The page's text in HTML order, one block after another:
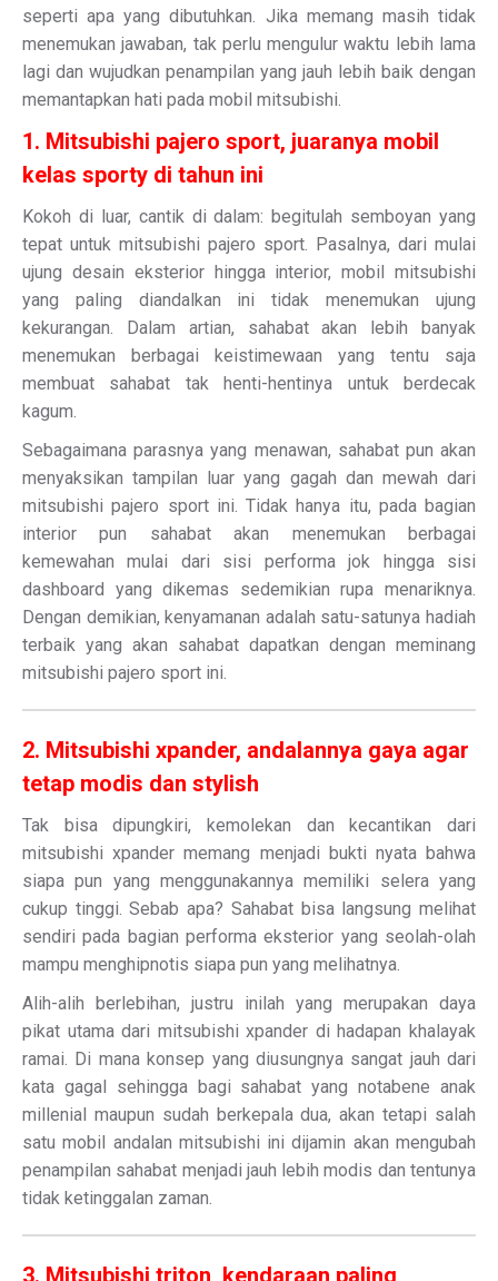
seperti apa yang dibutuhkan. Jika memang masih tidak
menemukan jawaban, tak perlu mengulur waktu lebih lama
lagi dan wujudkan penampilan yang jauh lebih baik dengan
memantapkan hati pada mobil mitsubishi.
1. Mitsubishi pajero sport, juaranya mobil
kelas sporty di tahun ini
Kokoh di luar, cantik di dalam: begitulah semboyan yang
tepat untuk mitsubishi pajero sport. Pasalnya, dari mulai
ujung desain eksterior hingga interior, mobil mitsubishi
yang paling diandalkan ini tidak menemukan ujung
kekurangan. Dalam artian, sahabat akan lebih banyak
menemukan berbagai keistimewaan yang tentu saja
membuat sahabat tak henti-hentinya untuk berdecak
kagum.
Sebagaimana parasnya yang menawan, sahabat pun akan
menyaksikan tampilan luar yang gagah dan mewah dari
mitsubishi pajero sport ini. Tidak hanya itu, pada bagian
interior pun sahabat akan menemukan berbagai
kemewahan mulai dari sisi performa jok hingga sisi
dashboard yang dikemas sedemikian rupa menariknya.
Dengan demikian, kenyamanan adalah satu-satunya hadiah
terbaik yang akan sahabat dapatkan dengan meminang
mitsubishi pajero sport ini.
2. Mitsubishi xpander, andalannya gaya agar
tetap modis dan stylish
Tak bisa dipungkiri, kemolekan dan kecantikan dari
mitsubishi xpander memang menjadi bukti nyata bahwa
siapa pun yang menggunakannya memiliki selera yang
cukup tinggi. Sebab apa? Sahabat bisa langsung melihat
sendiri pada bagian performa eksterior yang seolah-olah
mampu menghipnotis siapa pun yang melihatnya.
Alih-alih berlebihan, justru inilah yang merupakan daya
pikat utama dari mitsubishi xpander di hadapan khalayak
ramai. Di mana konsep yang diusungnya sangat jauh dari
kata gagal sehingga bagi sahabat yang notabene anak
millenial maupun sudah berkepala dua, akan tetapi salah
satu mobil andalan mitsubishi ini dijamin akan mengubah
penampilan sahabat menjadi jauh lebih modis dan tentunya
tidak ketinggalan zaman.
3. Mitsubishi triton, kendaraan paling